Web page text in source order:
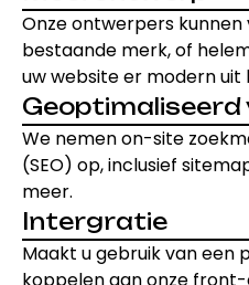
Onze ontwerpers
bestaande merk, of
uw website er modern uit
Geoptimaliseerd
We nemen on-site
(SEO) op, inclusief
meer.
Intergratie
Maakt u gebruik van een